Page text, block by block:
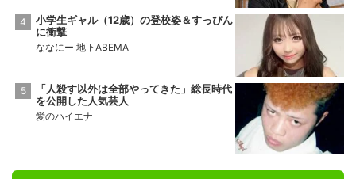
小学生ギャル（12歳）の登校姿＆すっぴん
に衝撃
ななにー 地下ABEMA
「人殺す以外は全部やってきた」総長時代
を公開した人気芸人
愛のハイエナ